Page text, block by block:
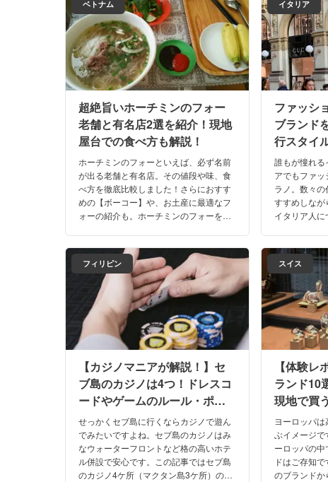
ベトナム
超絶旨いホーチミンのフォー
老舗と有名店2選を紹介！現地
屋台での食べ方も解説！
ホーチミンのフォーといえば、必ず名前
が出る老舗と有名店。その値段や味、食
べ方を徹底比較しました！さらにおすす
めの【ボーコー】や、お土産に最適なフ
ォーの紹介も。ホーチミンのフォーを極
ます。
イタリア
ファッシ
ブランド
行スタイ
紹介！
誰もが憧れる
アでもファッ
ラノ。数々
すすめしな
イタリア人
フィリピン
【カジノマニアが解説！】セ
ブ島のカジノは4つ！ドレスコ
ードやゲームのルール・ポー
カー事情を体験談と併せて公
開！
せっかくセブ島に行くならカジノで遊ん
でみたいですよね。セブ島のカジノはみ
なウォーターフロントなど格の高いホテ
ル併設で安心です。この記事ではセブ島
のカジノ4ケ所（マクタン島3ケ所）の場
スイス
【体験
ランド10
現地で買
ツを解説
ヨーロッパ
ぶイメージで
ーロッパの
ドはご存知
のブランド